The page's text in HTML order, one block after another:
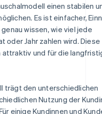
einen stabilen
Es ist einfacher,
wissen, wie viel jede
oder Jahr zahlen wird. Diese
und für die
trägt den unterschiedlichen
Nutzung der
einige Kundinnen und